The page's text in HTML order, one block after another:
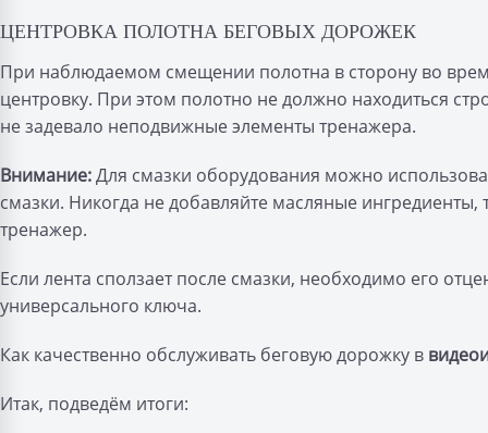
ЦЕНТРОВКА ПОЛОТНА БЕГОВЫХ ДОРОЖЕК
При наблюдаемом смещении полотна в сторону во
центровку. При этом полотно не должно находиться
не задевало неподвижные элементы тренажера.
Внимание:Для смазки оборудования можно
смазки. Никогда не добавляйте масляные
тренажер.
Если лента сползает после смазки, необходимо его
универсального ключа.
Как качественно обслуживать беговую дорожку в
Итак, подведём итоги: